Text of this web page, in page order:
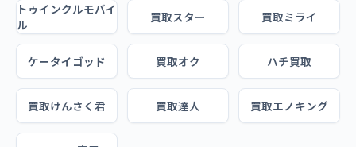
トゥインクルモバイ
ル
買取スター 買取ミライ
ケータイゴッド 買取オク ハチ買取
買取けんさく君 買取達人 買取エノキング